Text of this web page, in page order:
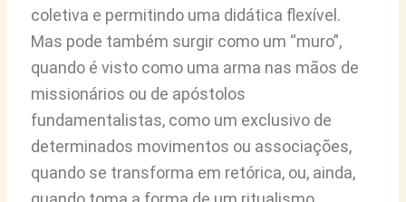
coletiva e permitindo uma didática flexível.
Mas pode também surgir como um “muro”,
quando é visto como uma arma nas mãos de
missionários ou de apóstolos
fundamentalistas, como um exclusivo de
determinados movimentos ou associações,
quando se transforma em retórica, ou, ainda,